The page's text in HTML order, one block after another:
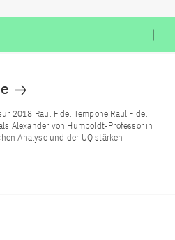
2018 Raul Fidel Tempone Raul Fidel
Alexander von Humboldt-Professor in
Analyse und der UQ stärken